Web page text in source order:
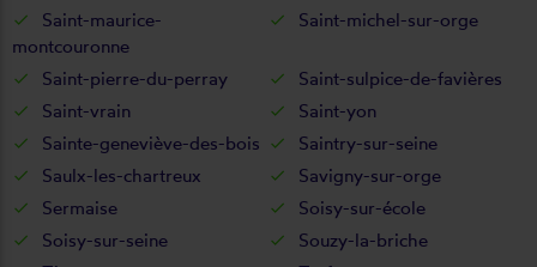
Saint-maurice-
montcouronne
Saint-michel-sur-orge
Saint-pierre-du-perray
Saint-sulpice-de-favières
Saint-vrain
Saint-yon
Sainte-geneviève-des-bois
Saintry-sur-seine
Saulx-les-chartreux
Savigny-sur-orge
Sermaise
Soisy-sur-école
Soisy-sur-seine
Souzy-la-briche